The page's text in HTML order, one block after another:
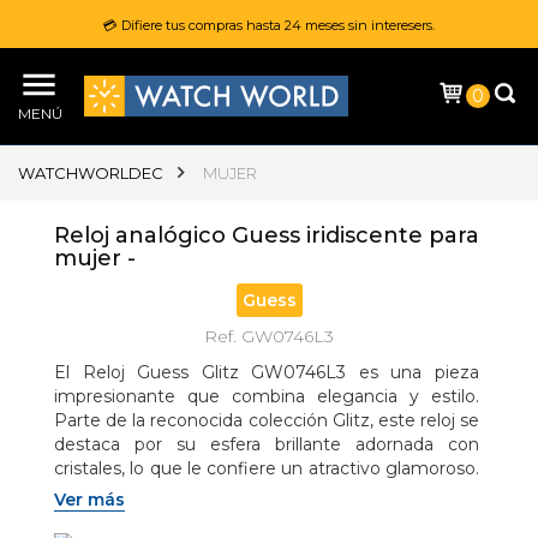
💳 Difiere tus compras hasta 24 meses sin interesers.
MENÚ
0
WATCHWORLDEC MUJER
Reloj analógico Guess iridiscente para
mujer -
Guess
Ref. GW0746L3
El Reloj Guess Glitz GW0746L3 es una pieza
impresionante que combina elegancia y estilo.
Parte de la reconocida colección Glitz, este reloj se
destaca por su esfera brillante adornada con
cristales, lo que le confiere un atractivo glamoroso.
Su diseño moderno lo convierte en un accesorio
perfecto para cualquier ocasión, desde eventos
Ver más